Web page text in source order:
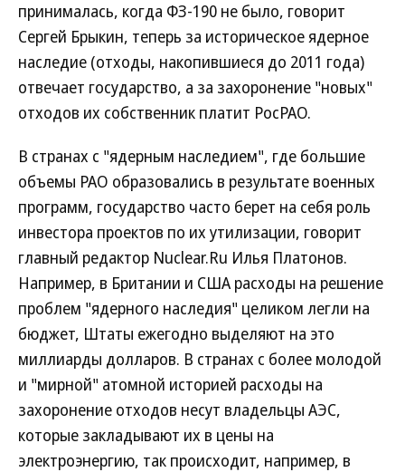
принималась, когда ФЗ-190 не было, говорит
Сергей Брыкин, теперь за историческое ядерное
наследие (отходы, накопившиеся до 2011 года)
отвечает государство, а за захоронение "новых"
отходов их собственник платит РосРАО.
В странах с "ядерным наследием", где большие
объемы РАО образовались в результате военных
программ, государство часто берет на себя роль
инвестора проектов по их утилизации, говорит
главный редактор Nuclear.Ru Илья Платонов.
Например, в Британии и США расходы на решение
проблем "ядерного наследия" целиком легли на
бюджет, Штаты ежегодно выделяют на это
миллиарды долларов. В странах с более молодой
и "мирной" атомной историей расходы на
захоронение отходов несут владельцы АЭС,
которые закладывают их в цены на
электроэнергию, так происходит, например, в